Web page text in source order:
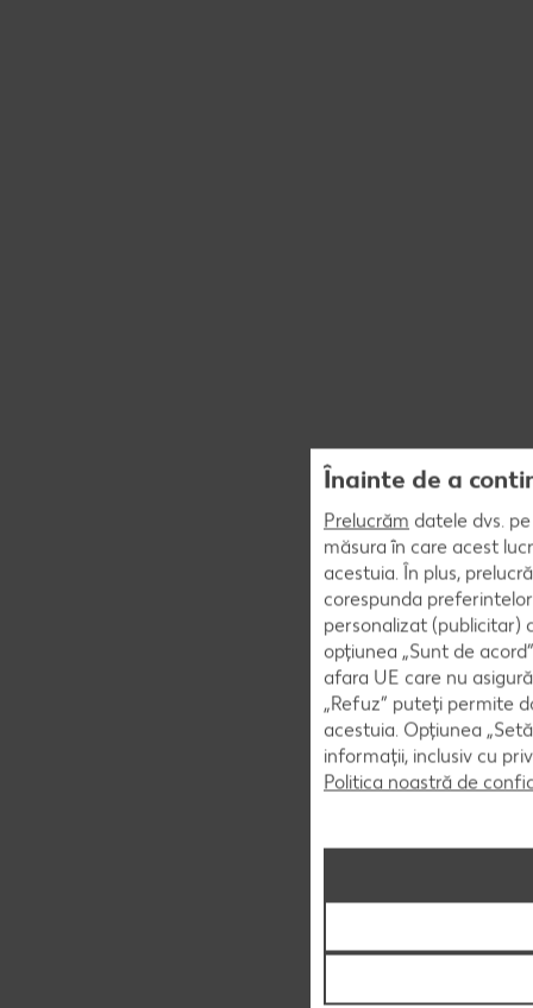
Înainte de a
Prelucrăm datele dvs.
măsura în care acest
acestuia. În plus,
corespunda
personalizat (publicitar)
opțiunea „Sunt de
afara UE care nu
„Refuz” puteți permite
acestuia. Opțiunea
informații, inclusiv cu
Politica noastră de